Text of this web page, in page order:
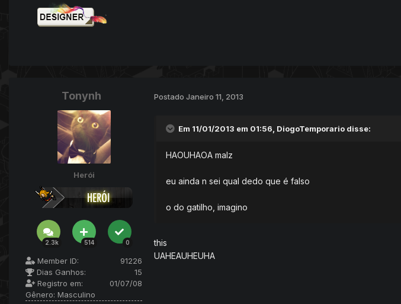
Tonynh
Herói
2.3k 514 0
Member ID:
91226
Dias Ganhos:
15
Registro em:
01/07/08
Gênero: Masculino
Postado Janeiro 11, 2013
Em 11/01/2013 em 01:56, DiogoTemporario disse:
HAOUHAOA malz
eu ainda n sei qual dedo que é falso
o do gatilho, imagino
this
UAHEAUHEUHA